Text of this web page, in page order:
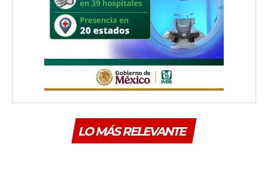
LO MÁS RELEVANTE